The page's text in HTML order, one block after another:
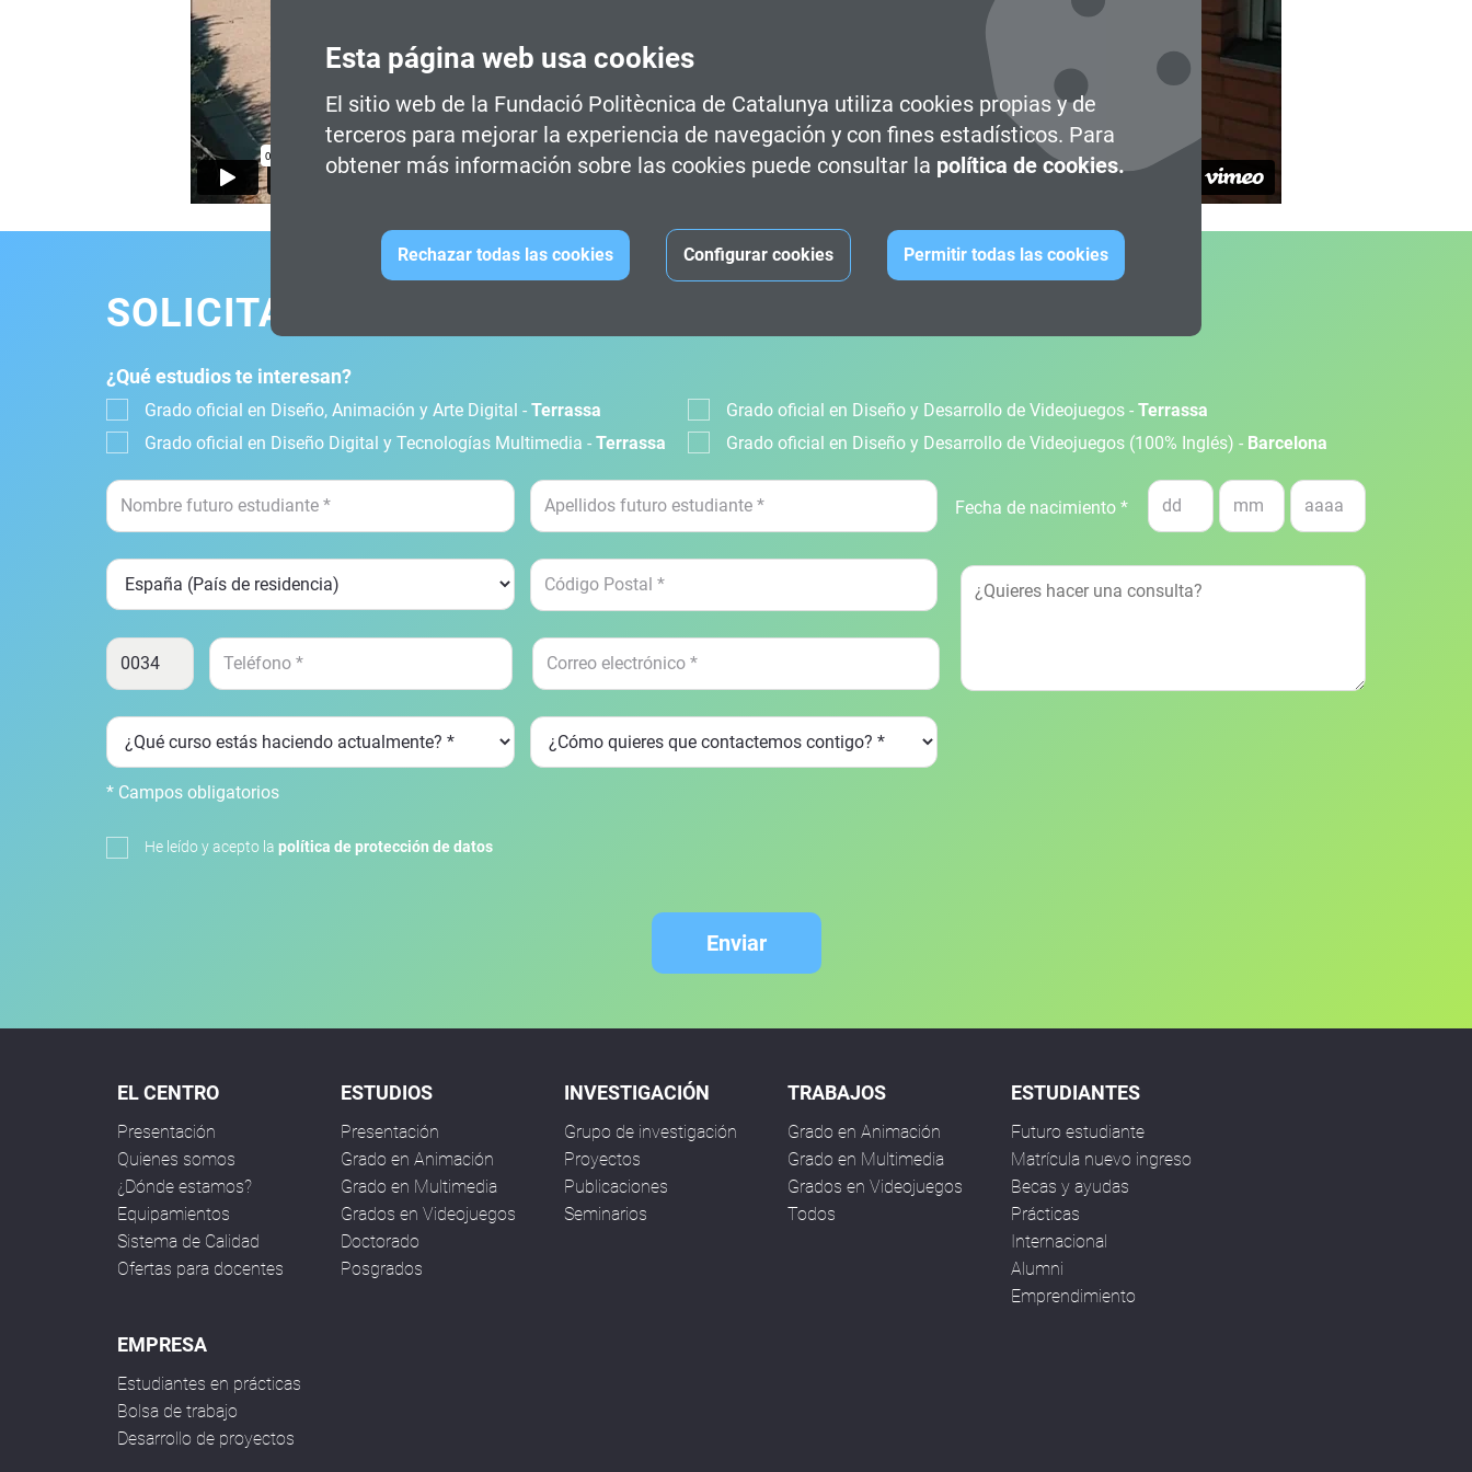
Esta página web usa cookies
El sitio web de la Fundació Politècnica de Catalunya utiliza cookies propias y de
terceros para mejorar la experiencia de navegación y con fines estadísticos. Para
obtener más información sobre las cookies puede consultar la política de cookies.
Rechazar todas las cookies Configurar cookies Permitir todas las cookies
SOLICITA INFORMACIÓN
¿Qué estudios te interesan?
Grado oficial en Diseño, Animación y Arte Digital - Terrassa
Grado oficial en Diseño Digital y Tecnologías Multimedia - Terrassa
Grado oficial en Diseño y Desarrollo de Videojuegos - Terrassa
Grado oficial en Diseño y Desarrollo de Videojuegos (100% Inglés) - Barcelona
Fecha de nacimiento *
* Campos obligatorios
He leído y acepto la política de protección de datos
Enviar
EL CENTRO
Presentación
Quienes somos
¿Dónde estamos?
Equipamientos
Sistema de Calidad
Ofertas para docentes
ESTUDIOS
Presentación
Grado en Animación
Grado en Multimedia
Grados en Videojuegos
Doctorado
Posgrados
INVESTIGACIÓN
Grupo de investigación
Proyectos
Publicaciones
Seminarios
TRABAJOS
Grado en Animación
Grado en Multimedia
Grados en Videojuegos
Todos
ESTUDIANTES
Futuro estudiante
Matrícula nuevo ingreso
Becas y ayudas
Prácticas
Internacional
Alumni
Emprendimiento
EMPRESA
Estudiantes en prácticas
Bolsa de trabajo
Desarrollo de proyectos